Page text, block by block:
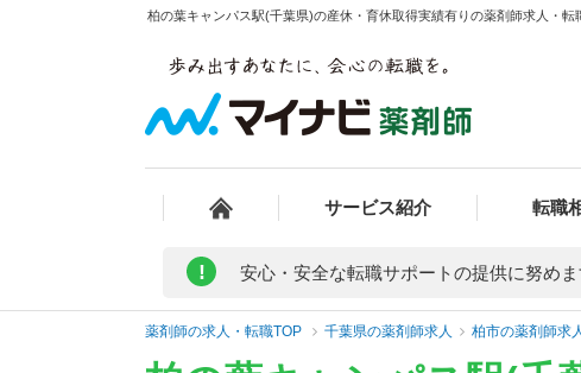
柏の葉キャンパス駅(千葉県)の産休・育休取得実績有りの薬剤師求人・
サービス紹介 転職
! 安心・安全な転職サポートの提供に努めま
薬剤師の求人・転職TOP 千葉県の薬剤師求人 柏市の薬剤師求